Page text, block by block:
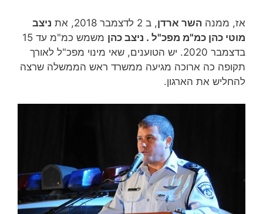
אז, ממנה השר ארדן, ב 2 לדצמבר 2018, את
ניצב
מוטי כהן כמ"מ מפכ"ל . ניצב כהן
משמש כמ"מ עד 15
בדצמבר 2020. יש הטוענים, שאי מינוי מפכ"ל לאורך
תקופה כה ארוכה מגיעה ממשרד ראש הממשלה שרצה
להחליש את הארגון.